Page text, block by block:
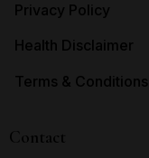
Privacy Policy
Health Disclaimer
Terms & Conditions
Contact